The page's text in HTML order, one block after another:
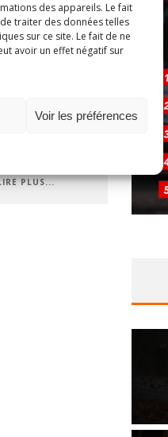
des appareils. Le fait
traiter des données telles
sur ce site. Le fait de ne
avoir un effet négatif sur
Voir les préférences
pour
en bord de
son nom au
très vite
PLUS...